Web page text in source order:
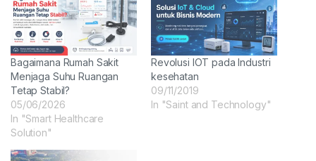
Bagaimana Rumah Sakit
Menjaga Suhu Ruangan
Tetap Stabil?
05/06/2026
In "Smart Healthcare
Solution"
Revolusi IOT pada Industri
kesehatan
09/11/2019
In "Saint and Technology"